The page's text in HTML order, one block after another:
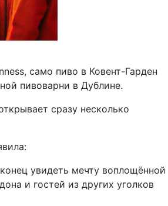
само пиво в Ковент-Гарден
пивоварни в Дублине.
сразу несколько
увидеть мечту воплощённой
и гостей из других уголков